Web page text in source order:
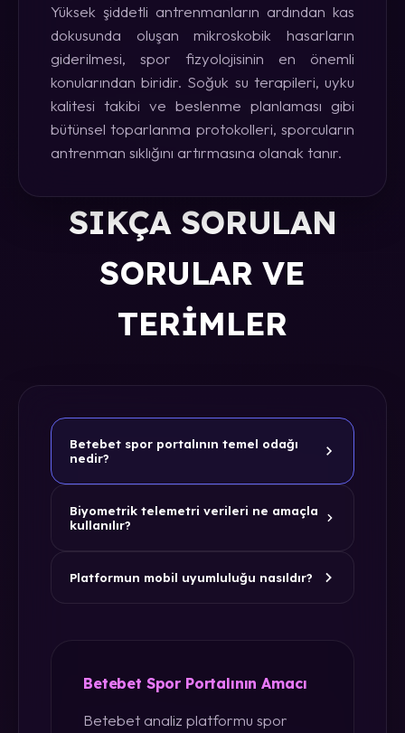
Yüksek şiddetli antrenmanların ardından kas
dokusunda oluşan mikroskobik hasarların
giderilmesi, spor fizyolojisinin en önemli
konularından biridir. Soğuk su terapileri, uyku
kalitesi takibi ve beslenme planlaması gibi
bütünsel toparlanma protokolleri, sporcuların
antrenman sıklığını artırmasına olanak tanır.
SIKÇA SORULAN
SORULAR VE
TERIMLER
Betebet spor portalının temel odağı
nedir?
Biyometrik telemetri verileri ne amaçla
kullanılır?
Platformun mobil uyumluluğu nasıldır?
Betebet Spor Portalının Amacı
Betebet analiz platformu spor